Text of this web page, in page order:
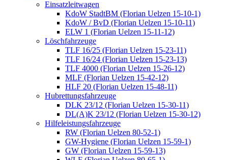
Einsatzleitwagen
KdoW StadtBM (Florian Uelzen 15-10-1)
KdoW / BvD (Florian Uelzen 15-10-11)
ELW 1 (Florian Uelzen 15-11-12)
Löschfahrzeuge
TLF 16/25 (Florian Uelzen 15-23-11)
TLF 16/24 (Florian Uelzen 15-23-13)
TLF 4000 (Florian Uelzen 15-26-12)
MLF (Florian Uelzen 15-42-12)
HLF 20 (Florian Uelzen 15-48-11)
Hubrettungsfahrzeuge
DLK 23/12 (Florian Uelzen 15-30-11)
DL(A)K 23/12 (Florian Uelzen 15-30-12)
Hilfeleistungsfahrzeuge
RW (Florian Uelzen 80-52-1)
GW-Hygiene (Florian Uelzen 15-59-1)
GW (Florian Uelzen 15-59-13)